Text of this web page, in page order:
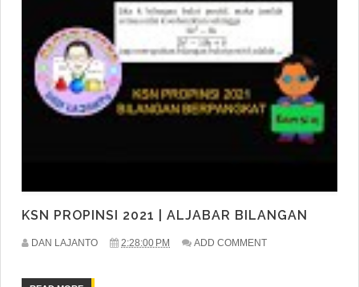
KSN PROPINSI 2021 | ALJABAR BILANGAN
DAN LAJANTO 2:28:00 PM ADD COMMENT